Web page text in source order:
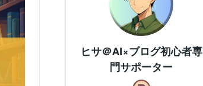
ヒサ＠AI×ブログ初心者専
門サポーター